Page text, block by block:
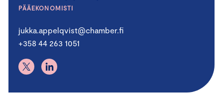
PÄÄEKONOMISTI
jukka.appelqvist@chamber.fi
+358 44 263 1051